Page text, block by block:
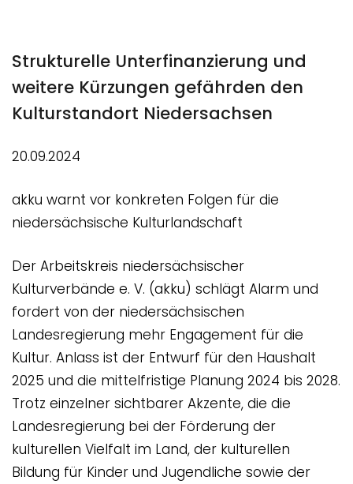
Strukturelle Unterfinanzierung und
weitere Kürzungen gefährden den
Kulturstandort Niedersachsen
20.09.2024
akku warnt vor konkreten Folgen für die
niedersächsische Kulturlandschaft
Der Arbeitskreis niedersächsischer
Kulturverbände e. V. (akku) schlägt Alarm und
fordert von der niedersächsischen
Landesregierung mehr Engagement für die
Kultur. Anlass ist der Entwurf für den Haushalt
2025 und die mittelfristige Planung 2024 bis 2028.
Trotz einzelner sichtbarer Akzente, die die
Landesregierung bei der Förderung der
kulturellen Vielfalt im Land, der kulturellen
Bildung für Kinder und Jugendliche sowie der